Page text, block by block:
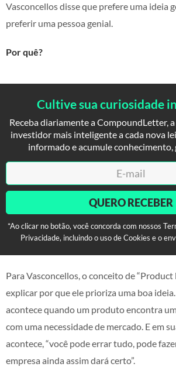
Vasconcellos disse que prefere uma ideia
preferir uma pessoa genial.
Por quê?
Cultive sua curiosidade
Receba diariamente a CompoundLetter,
investidor mais inteligente a cada nova
informado e acumule
QUERO RECEBER
*Ao clicar no botão, você concorda com nossos
Privacidade, incluindo o uso de Cookies e o
Para Vasconcellos, o conceito de
explicar por que ele prioriza uma boa ideia.
acontece quando um produto encontra
com uma necessidade de mercado. E em
acontece, “você pode errar tudo, pode
empresa ainda assim dará certo”.